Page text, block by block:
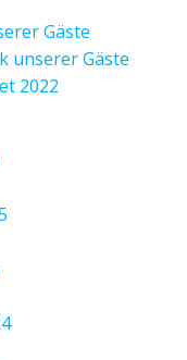
Gäste
unserer Gäste
2022